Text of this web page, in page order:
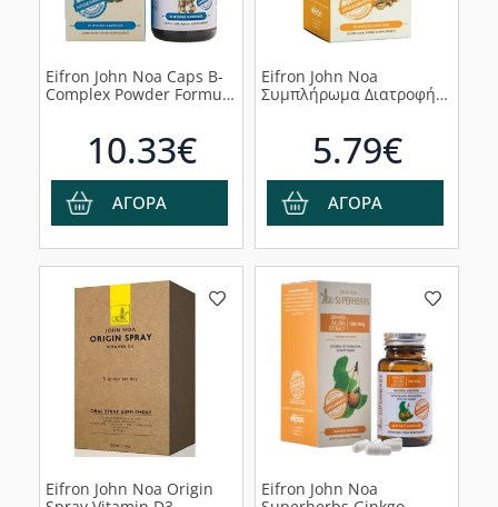
Eifron John Noa Caps B-
Complex Powder Formula
10.33€
ΑΓΟΡΑ
Eifron John Noa
Συμπλήρωμα Διατροφής
5.79€
ΑΓΟΡΑ
Eifron John Noa Origin
Eifron John Noa